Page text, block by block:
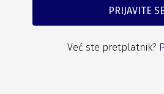
PRIJAVITE
Već ste pretplatnik?